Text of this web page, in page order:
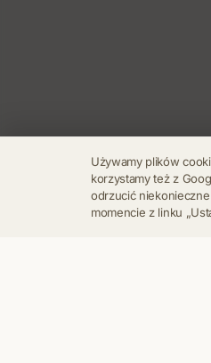
RegulaminPolityka
Używamy plików
korzystamy też z
odrzucić
momencie z linku